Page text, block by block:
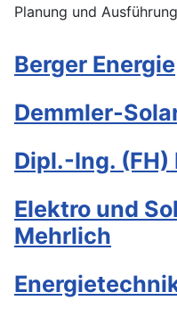
Planung und
Berger Energie
Demmler-
Dipl.-Ing.
Elektro und
Mehrlich